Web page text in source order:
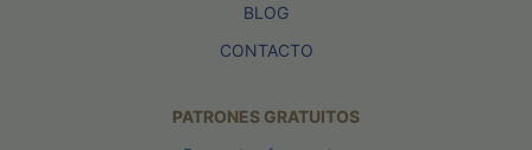
BLOG
CONTACTO
PATRONES GRATUITOS